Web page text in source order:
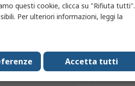
questi cookie, clicca su "Rifiuta tutti".
Per ulteriori informazioni, leggi la
Accetta tutti